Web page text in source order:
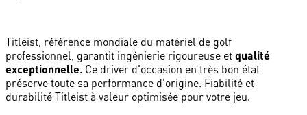
Titleist, référence mondiale du matériel de golf
professionnel, garantit ingénierie rigoureuse et qualité
exceptionnelle. Ce driver d'occasion en très bon état
préserve toute sa performance d'origine. Fiabilité et
durabilité Titleist à valeur optimisée pour votre jeu.